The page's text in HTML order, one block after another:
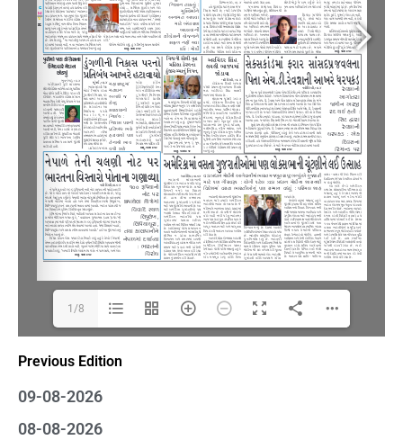
Previous Edition
09-08-2026
08-08-2026
1/8